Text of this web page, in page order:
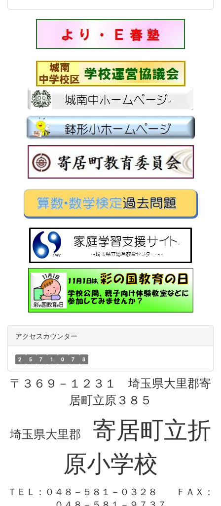
アクセスカウンター
2 5 7 1 0 7 8
〒３６９－１２３１ 埼玉県大里郡寄
居町立原３８５
埼玉県大里郡
寄居町立折
原小学校
ＴＥＬ：０４８－５８１－０３２８
ＦＡＸ：